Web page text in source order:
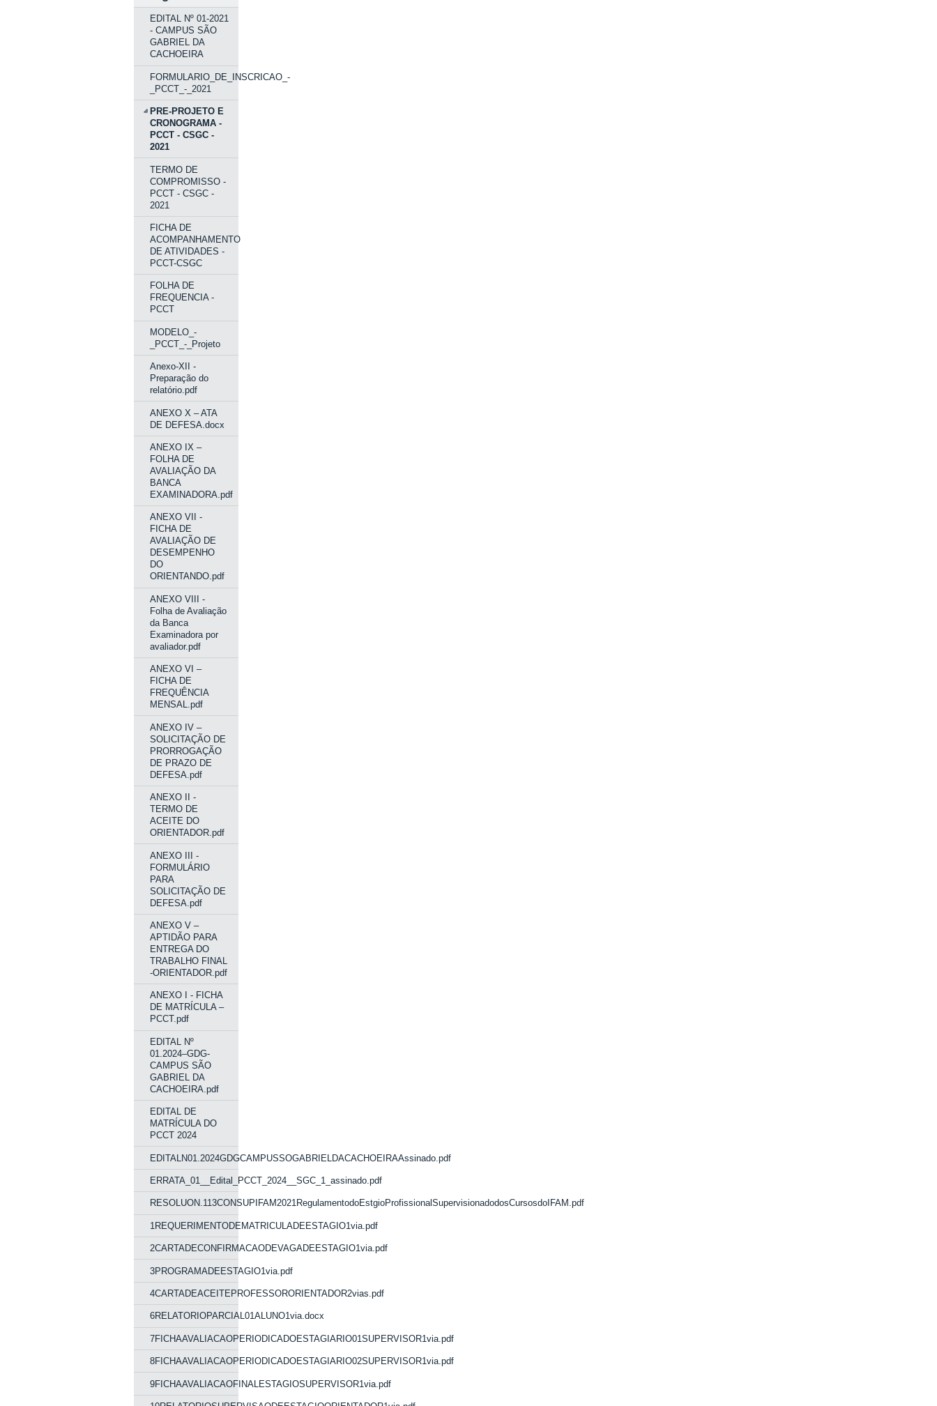
EDITAL Nº 01-2021
- CAMPUS SÃO
GABRIEL DA
CACHOEIRA
FORMULARIO_DE_INSCRICAO_-
_PCCT_-_2021
PRE-PROJETO E
CRONOGRAMA -
PCCT - CSGC -
2021
TERMO DE
COMPROMISSO -
PCCT - CSGC -
2021
FICHA DE
ACOMPANHAMENTO
DE ATIVIDADES -
PCCT-CSGC
FOLHA DE
FREQUENCIA -
PCCT
MODELO_-
_PCCT_-_Projeto
Anexo-XII -
Preparação do
relatório.pdf
ANEXO X – ATA
DE DEFESA.docx
ANEXO IX –
FOLHA DE
AVALIAÇÃO DA
BANCA
EXAMINADORA.pdf
ANEXO VII -
FICHA DE
AVALIAÇÃO DE
DESEMPENHO
DO
ORIENTANDO.pdf
ANEXO VIII -
Folha de Avaliação
da Banca
Examinadora por
avaliador.pdf
ANEXO VI –
FICHA DE
FREQUÊNCIA
MENSAL.pdf
ANEXO IV –
SOLICITAÇÃO DE
PRORROGAÇÃO
DE PRAZO DE
DEFESA.pdf
ANEXO II -
TERMO DE
ACEITE DO
ORIENTADOR.pdf
ANEXO III -
FORMULÁRIO
PARA
SOLICITAÇÃO DE
DEFESA.pdf
ANEXO V –
APTIDÃO PARA
ENTREGA DO
TRABALHO FINAL
-ORIENTADOR.pdf
ANEXO I - FICHA
DE MATRÍCULA –
PCCT.pdf
EDITAL Nº
01.2024–GDG-
CAMPUS SÃO
GABRIEL DA
CACHOEIRA.pdf
EDITAL DE
MATRÍCULA DO
PCCT 2024
EDITALN01.2024GDGCAMPUSSOGABRIELDACACHOEIRAAssinado.pdf
ERRATA_01__Edital_PCCT_2024__SGC_1_assinado.pdf
RESOLUON.113CONSUPIFAM2021RegulamentodoEstgioProfissionalSupervisionadodosCursosdoIFAM.pdf
1REQUERIMENTODEMATRICULADEESTAGIO1via.pdf
2CARTADECONFIRMACAODEVAGADEESTAGIO1via.pdf
3PROGRAMADEESTAGIO1via.pdf
4CARTADEACEITEPROFESSORORIENTADOR2vias.pdf
6RELATORIOPARCIAL01ALUNO1via.docx
7FICHAAVALIACAOPERIODICADOESTAGIARIO01SUPERVISOR1via.pdf
8FICHAAVALIACAOPERIODICADOESTAGIARIO02SUPERVISOR1via.pdf
9FICHAAVALIACAOFINALESTAGIOSUPERVISOR1via.pdf